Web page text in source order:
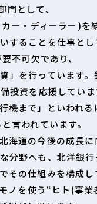
門として、
ー・ディーラー)を
することを仕事とし
不可欠であり、
」を行っています。
投資を応援していま
まで」といわれる
言われています。
海道の今後の成長
分野へも、北洋銀
その仕組みを構成し
を使う“ヒト(事業